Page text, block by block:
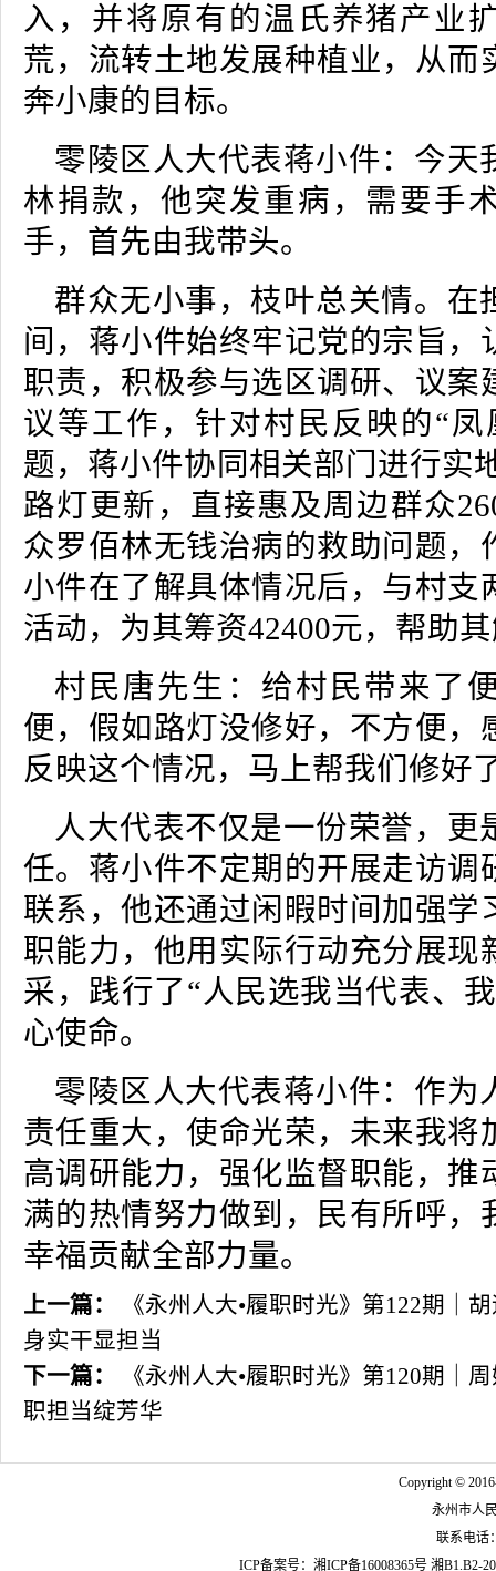
入，并将原有的温氏养猪产业
荒，流转土地发展种植业，从而
奔小康的目标。
零陵区人大代表蒋小件：今天
林捐款，他突发重病，需要手
手，首先由我带头。
群众无小事，枝叶总关情。在
间，蒋小件始终牢记党的宗旨，
职责，积极参与选区调研、议案
议等工作，针对村民反映的“
题，蒋小件协同相关部门进行实
路灯更新，直接惠及周边群众
众罗佰林无钱治病的救助问题，
小件在了解具体情况后，与村支
活动，为其筹资42400元，帮助
村民唐先生：给村民带来了
便，假如路灯没修好，不方便，
反映这个情况，马上帮我们修好
人大代表不仅是一份荣誉，更
任。蒋小件不定期的开展走访调
联系，他还通过闲暇时间加强学
职能力，他用实际行动充分展现
采，践行了“人民选我当代表、
心使命。
零陵区人大代表蒋小件：作为
责任重大，使命光荣，未来我将
高调研能力，强化监督职能，推
满的热情努力做到，民有所呼，
幸福贡献全部力量。
上一篇：
《永州人大•履职时光》第122期｜
身实干显担当
下一篇：
《永州人大•履职时光》第120期｜
职担当绽芳华
Copyright ©
永州市人
联系电话
ICP备案号： 湘ICP备16008365号 湘B1.B2-